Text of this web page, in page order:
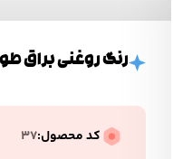
رنگ الکیدی آکرولیک
رنگ روغنی براق طوسی
کد محصول:37